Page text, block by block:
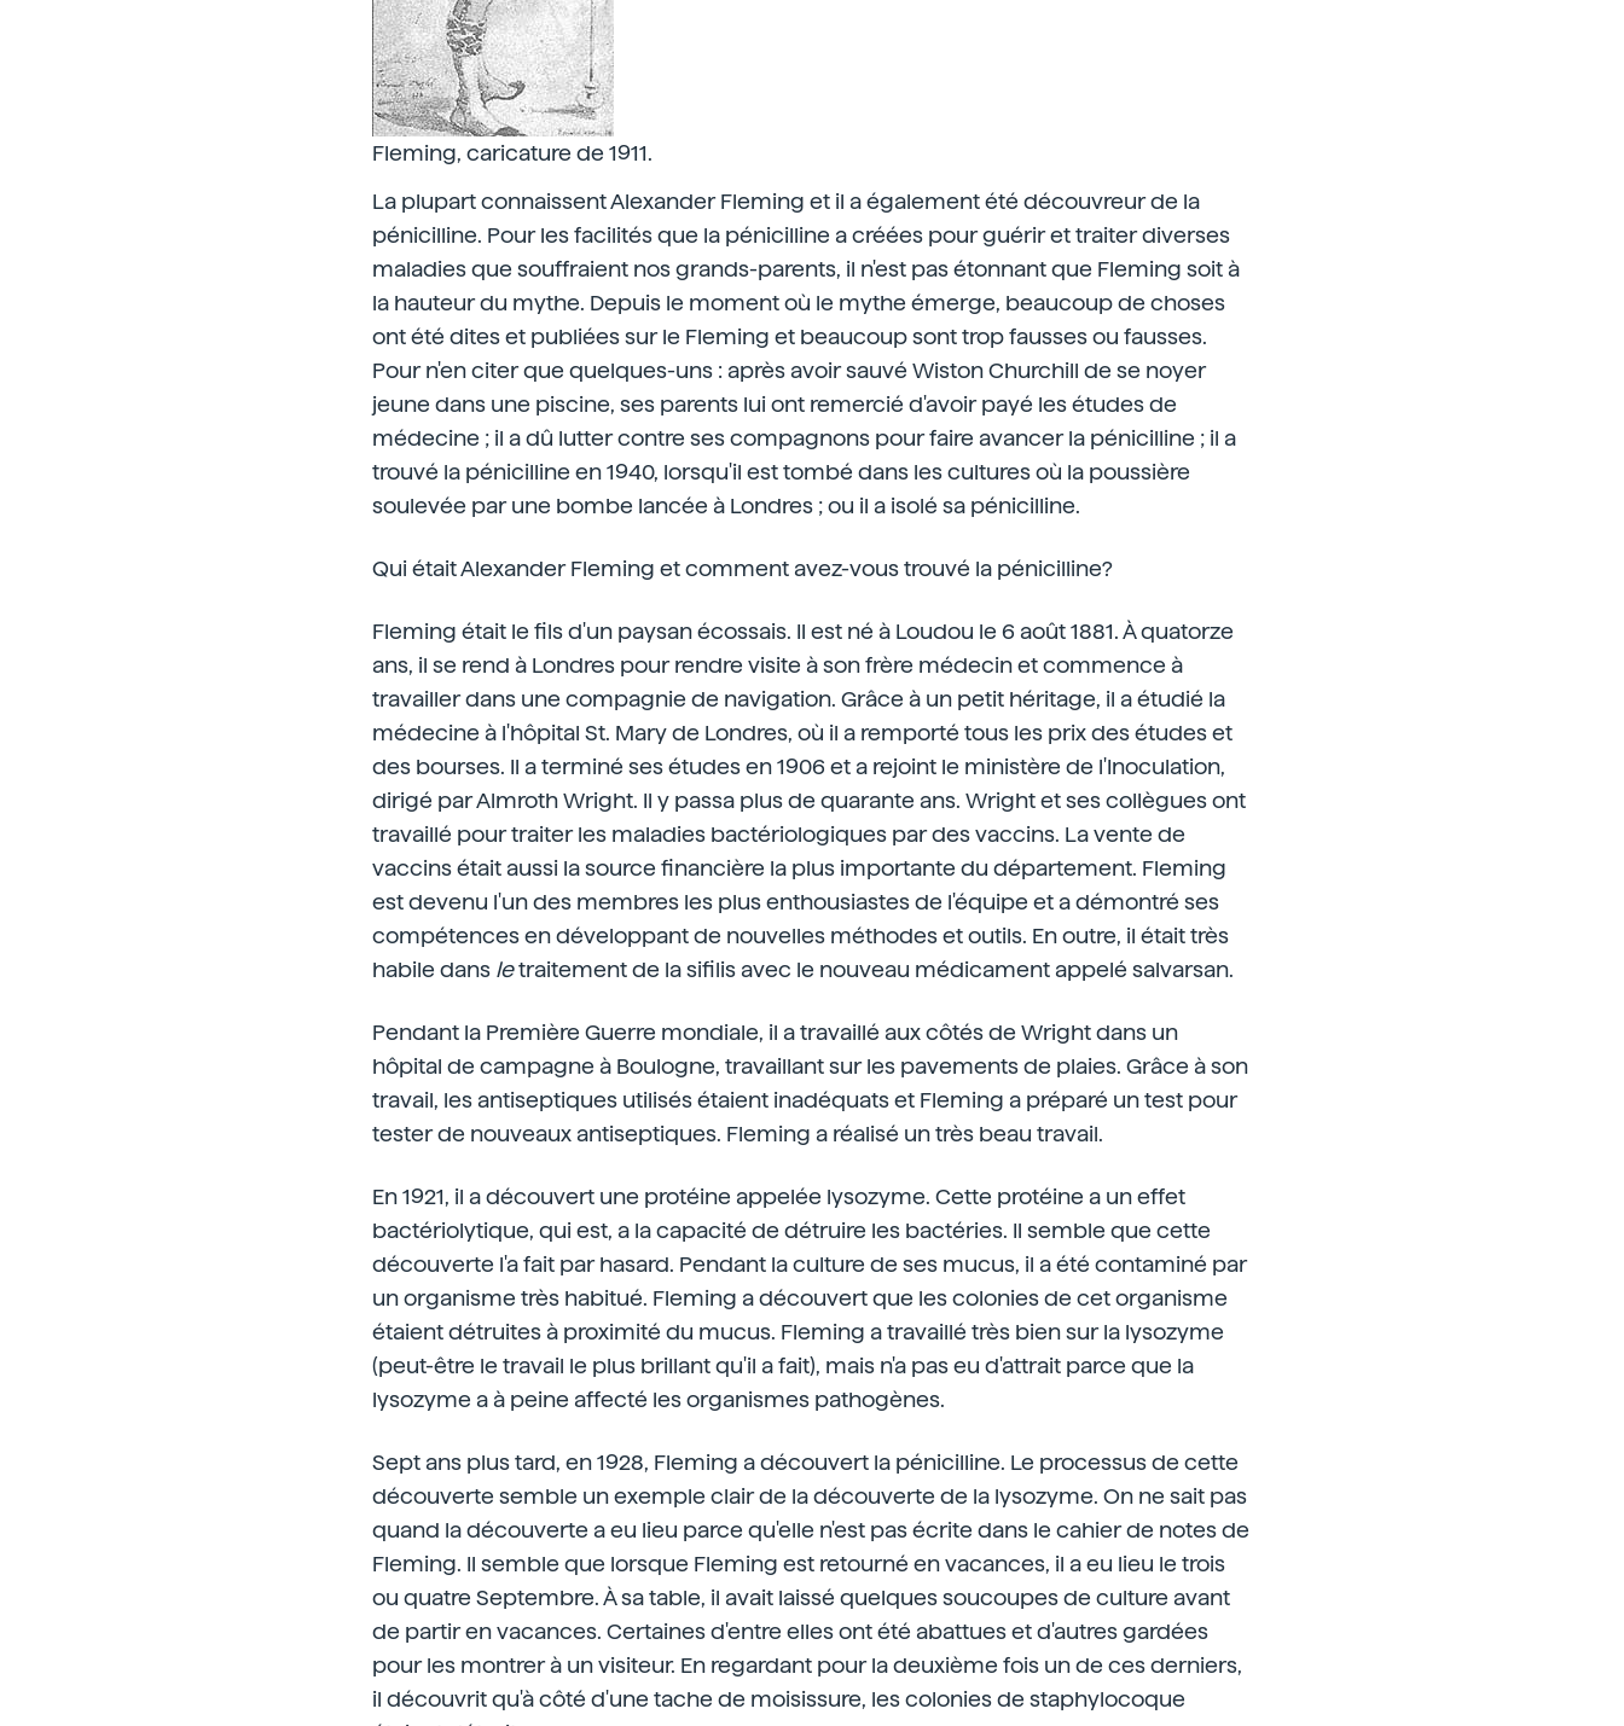
Fleming, caricature de 1911.
La plupart connaissent Alexander Fleming et il a également été découvreur de la
pénicilline. Pour les facilités que la pénicilline a créées pour guérir et traiter diverses
maladies que souffraient nos grands-parents, il n'est pas étonnant que Fleming soit à
la hauteur du mythe. Depuis le moment où le mythe émerge, beaucoup de choses
ont été dites et publiées sur le Fleming et beaucoup sont trop fausses ou fausses.
Pour n'en citer que quelques-uns : après avoir sauvé Wiston Churchill de se noyer
jeune dans une piscine, ses parents lui ont remercié d'avoir payé les études de
médecine ; il a dû lutter contre ses compagnons pour faire avancer la pénicilline ; il a
trouvé la pénicilline en 1940, lorsqu'il est tombé dans les cultures où la poussière
soulevée par une bombe lancée à Londres ; ou il a isolé sa pénicilline.
Qui était Alexander Fleming et comment avez-vous trouvé la pénicilline?
Fleming était le fils d'un paysan écossais. Il est né à Loudou le 6 août 1881. À quatorze
ans, il se rend à Londres pour rendre visite à son frère médecin et commence à
travailler dans une compagnie de navigation. Grâce à un petit héritage, il a étudié la
médecine à l'hôpital St. Mary de Londres, où il a remporté tous les prix des études et
des bourses. Il a terminé ses études en 1906 et a rejoint le ministère de l'Inoculation,
dirigé par Almroth Wright. Il y passa plus de quarante ans. Wright et ses collègues ont
travaillé pour traiter les maladies bactériologiques par des vaccins. La vente de
vaccins était aussi la source financière la plus importante du département. Fleming
est devenu l'un des membres les plus enthousiastes de l'équipe et a démontré ses
compétences en développant de nouvelles méthodes et outils. En outre, il était très
habile dans letraitement de la sifilis avec le nouveau médicament appelé salvarsan.
Pendant la Première Guerre mondiale, il a travaillé aux côtés de Wright dans un
hôpital de campagne à Boulogne, travaillant sur les pavements de plaies. Grâce à son
travail, les antiseptiques utilisés étaient inadéquats et Fleming a préparé un test pour
tester de nouveaux antiseptiques. Fleming a réalisé un très beau travail.
En 1921, il a découvert une protéine appelée lysozyme. Cette protéine a un effet
bactériolytique, qui est, a la capacité de détruire les bactéries. Il semble que cette
découverte l'a fait par hasard. Pendant la culture de ses mucus, il a été contaminé par
un organisme très habitué. Fleming a découvert que les colonies de cet organisme
étaient détruites à proximité du mucus. Fleming a travaillé très bien sur la lysozyme
(peut-être le travail le plus brillant qu'il a fait), mais n'a pas eu d'attrait parce que la
lysozyme a à peine affecté les organismes pathogènes.
Sept ans plus tard, en 1928, Fleming a découvert la pénicilline. Le processus de cette
découverte semble un exemple clair de la découverte de la lysozyme. On ne sait pas
quand la découverte a eu lieu parce qu'elle n'est pas écrite dans le cahier de notes de
Fleming. Il semble que lorsque Fleming est retourné en vacances, il a eu lieu le trois
ou quatre Septembre. À sa table, il avait laissé quelques soucoupes de culture avant
de partir en vacances. Certaines d'entre elles ont été abattues et d'autres gardées
pour les montrer à un visiteur. En regardant pour la deuxième fois un de ces derniers,
il découvrit qu'à côté d'une tache de moisissure, les colonies de staphylocoque